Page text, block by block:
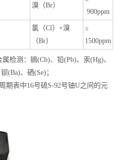
溴（Br）
900ppm
氯（Cl）+溴
（Br）
≤
1500ppm
检测：镉(Cb)、铅(Pb)、汞(Hg)、
(Ba)、硒(Se)；
期表中16号硫S-92号铀U之间的元